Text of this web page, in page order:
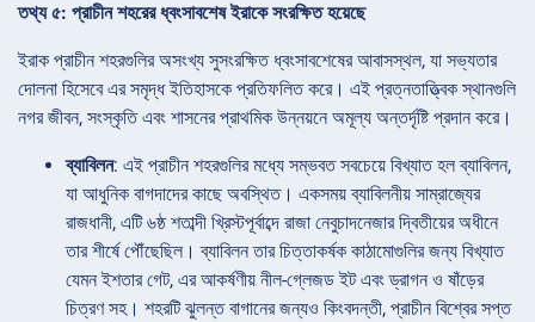
তথ্য ৫: প্রাচীন শহরের ধ্বংসাবশেষ ইরাকে সংরক্ষিত হয়েছে
ইরাক প্রাচীন শহরগুলির অসংখ্য সুসংরক্ষিত ধ্বংসাবশেষের আবাসস্থল, যা সভ্যতার
দোলনা হিসেবে এর সমৃদ্ধ ইতিহাসকে প্রতিফলিত করে। এই প্রত্নতাত্ত্বিক স্থানগুলি
নগর জীবন, সংস্কৃতি এবং শাসনের প্রাথমিক উন্নয়নে অমূল্য অন্তর্দৃষ্টি প্রদান করে।
ব্যাবিলন: এই প্রাচীন শহরগুলির মধ্যে সম্ভবত সবচেয়ে বিখ্যাত হল ব্যাবিলন,
যা আধুনিক বাগদাদের কাছে অবস্থিত। একসময় ব্যাবিলনীয় সাম্রাজ্যের
রাজধানী, এটি ৬ষ্ঠ শতাব্দী খ্রিস্টপূর্বাব্দে রাজা নেবুচাদনেজার দ্বিতীয়ের অধীনে
তার শীর্ষে পৌঁছেছিল। ব্যাবিলন তার চিত্তাকর্ষক কাঠামোগুলির জন্য বিখ্যাত
যেমন ইশতার গেট, এর আকর্ষণীয় নীল-গ্লেজড ইট এবং ড্রাগন ও ষাঁড়ের
চিত্রণ সহ। শহরটি ঝুলন্ত বাগানের জন্যও কিংবদন্তী, প্রাচীন বিশ্বের সপ্ত